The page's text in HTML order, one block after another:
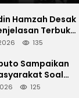
Hamzah Desak
Terbuka
Ujian Skripsi
135
Sampaikan
Soal
Gubernur
125